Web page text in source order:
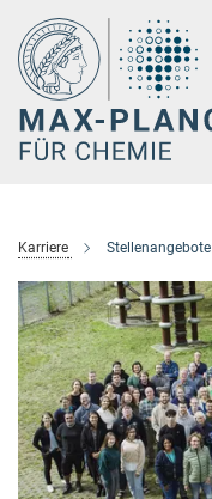
Hauptinhalt
Karriere Stellenangebote